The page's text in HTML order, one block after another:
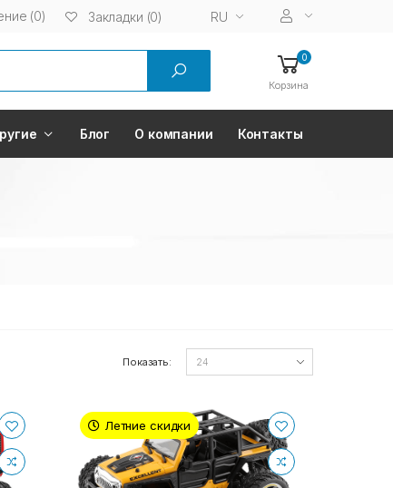
(0) Закладки (0) RU
0
Корзина
Блог О компании Контакты
Показать:
Летние скидки